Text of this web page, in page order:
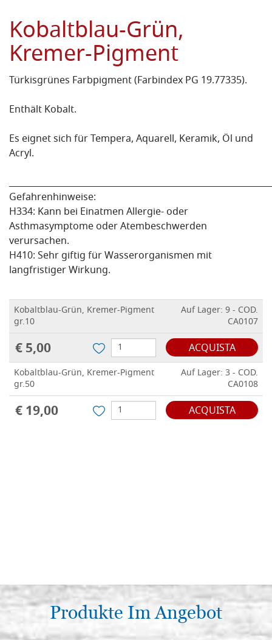
Kobaltblau-Grün,
Kremer-Pigment
Türkisgrünes Farbpigment (Farbindex PG 19.77335).
Enthält Kobalt.
Es eignet sich für Tempera, Aquarell, Keramik, Öl und
Acryl.
Gefahrenhinweise:
H334: Kann bei Einatmen Allergie- oder
Asthmasymptome oder Atembeschwerden
verursachen.
H410: Sehr giftig für Wasserorganismen mit
langfristiger Wirkung.
Kobaltblau-Grün, Kremer-Pigment
gr.10
Auf Lager: 9 - COD.
CA0107
€ 5,00 ACQUISTA
Kobaltblau-Grün, Kremer-Pigment
gr.50
Auf Lager: 3 - COD.
CA0108
€ 19,00 ACQUISTA
Produkte Im Angebot